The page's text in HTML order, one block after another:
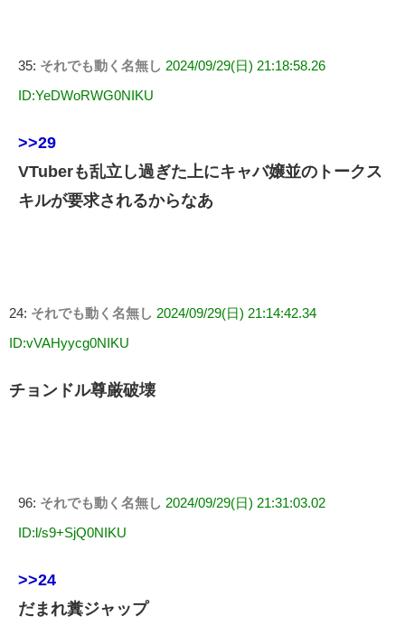
35: それでも動く名無し 2024/09/29(日) 21:18:58.26
ID:YeDWoRWG0NIKU
>>29
VTuberも乱立し過ぎた上にキャバ嬢並のトークス
キルが要求されるからなあ
24: それでも動く名無し 2024/09/29(日) 21:14:42.34
ID:vVAHyycg0NIKU
チョンドル尊厳破壊
96: それでも動く名無し 2024/09/29(日) 21:31:03.02
ID:l/s9+SjQ0NIKU
>>24
だまれ糞ジャップ